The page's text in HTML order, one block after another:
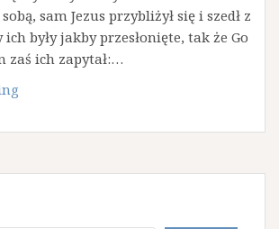
sam Jezus przybliżył się i szedł z
były jakby przesłonięte, tak że Go
zaś ich zapytał:…
Emaus